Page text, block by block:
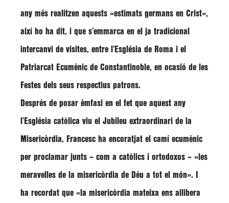
any més realitzen aquests «estimats germans en Crist»,
així ho ha dit, i que s’emmarca en el ja tradicional
intercanvi de visites, entre l’Església de Roma i el
Patriarcat Ecumènic de Constantinoble, en ocasió de les
Festes dels seus respectius patrons.
Després de posar èmfasi en el fet que aquest any
l’Església catòlica viu el Jubileu extraordinari de la
Misericòrdia, Francesc ha encoratjat el camí ecumènic
per proclamar junts – com a catòlics i ortodoxos – «les
meravelles de la misericòrdia de Déu a tot el món». I
ha recordat que «la misericòrdia mateixa ens allibera